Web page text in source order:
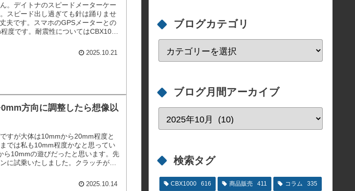
。デイトナのスピードメーターケー
スピード出し過ぎても針は踊りませ
夫です。スマホのGPSメーターとの
度です。耐震性についてはCBX1000
2025.10.21
方向に調整したら想像以
すが大体は10mmから20mm程度と
では私も10mm程度かなと思ってい
ら10mmの遊びだったと思います。先
に試乗いたしました。クラッチが重
2025.10.14
ブログカテゴリ
ブログ月間アーカイブ
検索タグ
CBX1000 616 商品販売 411 コラム 335